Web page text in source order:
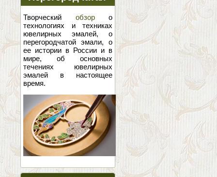
эмаль
Творческий обзоро
технологиях и техниках
ювелирных эмалей, о
перегородчатой эмали, о
ее истории в России и в
мире, об основных
течениях ювелирных
эмалей в настоящее
время.